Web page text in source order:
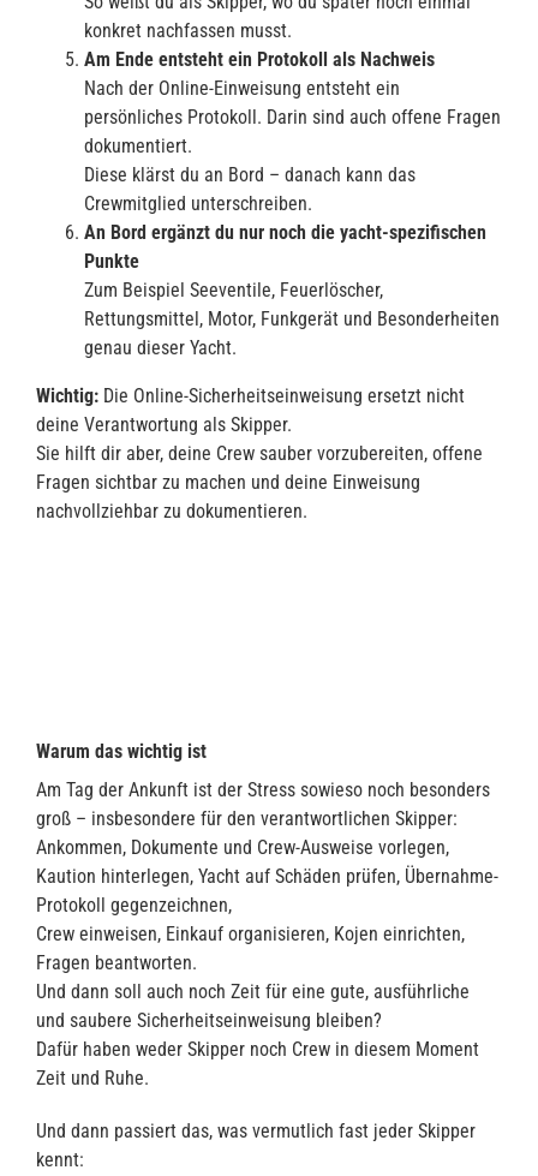
konkret nachfassen musst.
Am Ende entsteht ein Protokoll als Nachweis
Nach der Online-Einweisung entsteht ein
persönliches Protokoll. Darin sind auch offene Fragen
dokumentiert.
Diese klärst du an Bord – danach kann das
Crewmitglied unterschreiben.
An Bord ergänzt du nur noch die yacht-spezifischen
Punkte
Zum Beispiel Seeventile, Feuerlöscher,
Rettungsmittel, Motor, Funkgerät und Besonderheiten
genau dieser Yacht.
Wichtig:Die Online-Sicherheitseinweisung ersetzt nicht
deine Verantwortung als Skipper.
Sie hilft dir aber, deine Crew sauber vorzubereiten, offene
Fragen sichtbar zu machen und deine Einweisung
nachvollziehbar zu dokumentieren.
Warum das wichtig ist
Am Tag der Ankunft ist der Stress sowieso noch besonders
groß – insbesondere für den verantwortlichen Skipper:
Ankommen, Dokumente und Crew-Ausweise vorlegen,
Kaution hinterlegen, Yacht auf Schäden prüfen, Übernahme-
Protokoll gegenzeichnen,
Crew einweisen, Einkauf organisieren, Kojen einrichten,
Fragen beantworten.
Und dann soll auch noch Zeit für eine gute, ausführliche
und saubere Sicherheitseinweisung bleiben?
Dafür haben weder Skipper noch Crew in diesem Moment
Zeit und Ruhe.
Und dann passiert das, was vermutlich fast jeder Skipper
kennt: